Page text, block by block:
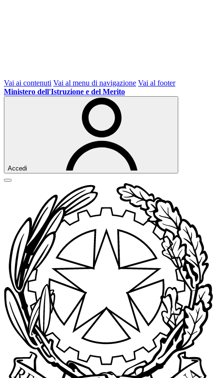
Vai ai contenuti Vai al menu di navigazione Vai al footer
Ministero dell'Istruzione e del Merito
Accedi